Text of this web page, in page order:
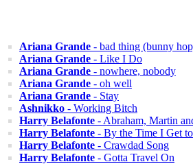
Ariana Grande - bad thing (bunny
Ariana Grande - Like I Do
Ariana Grande - nowhere, nobody
Ariana Grande - oh well
Ariana Grande - Stay
Ashnikko - Working Bitch
Harry Belafonte - Abraham, Martin
Harry Belafonte - By the Time I Get
Harry Belafonte - Crawdad Song
Harry Belafonte - Gotta Travel On